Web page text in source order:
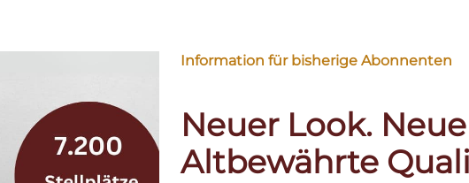
Information für bisherige Abonnenten
Neuer Look.
Altbewährte